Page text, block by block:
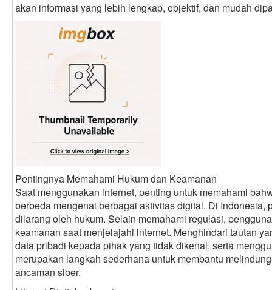
akan informasi yang lebih lengkap, objektif, dan mudah
Pentingnya Memahami Hukum dan Keamanan
Saat menggunakan internet, penting untuk memahami
berbeda mengenai berbagai aktivitas digital. Di Indonesia,
dilarang oleh hukum. Selain memahami regulasi,
keamanan saat menjelajahi internet. Menghindari tautan
data pribadi kepada pihak yang tidak dikenal, serta
merupakan langkah sederhana untuk membantu
ancaman siber.